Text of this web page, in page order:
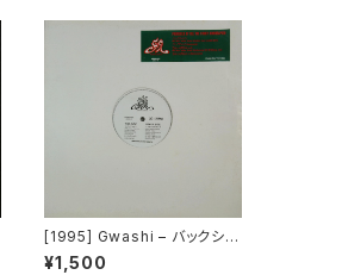
[1995] Gwashi – バックシャ
ン [Heavy Shit]
¥1,500